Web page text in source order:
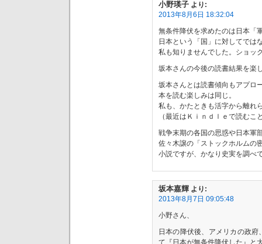
小野瑛子 より:
2013年8月6日 18:32:04
無条件降伏を求めたのは日本「
日本という「国」に対してでは
私も知りませんでした。ショッ
坂本さんの今後の読書結果を楽
坂本さんとは読書傾向もアプロ
本を読む楽しみは同じ。
私も、かたときも活字から離れ
（最近はＫｉｎｄｌｅで読むこ
戦争末期の各国の思惑や日本軍
佐々木譲の「ストックホルムの
小説ですが、かなり史実を調べ
坂本嘉輝 より:
2013年8月7日 09:05:48
小野さん、
日本の降伏後、アメリカの政